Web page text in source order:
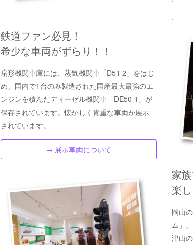
鉄道ファン必見！
希少な車両がずらり！！
扇形機関車庫には、蒸気機関車「D51 2」をはじ
め、国内で1台のみ製造された国産最大最強のエ
ンジンを積んだディーゼル機関車「DE50-1」が
保存されています。懐かしく貴重な車両が展示
されています。
→ 展示車両について
家
楽
岡山
ム」
津山